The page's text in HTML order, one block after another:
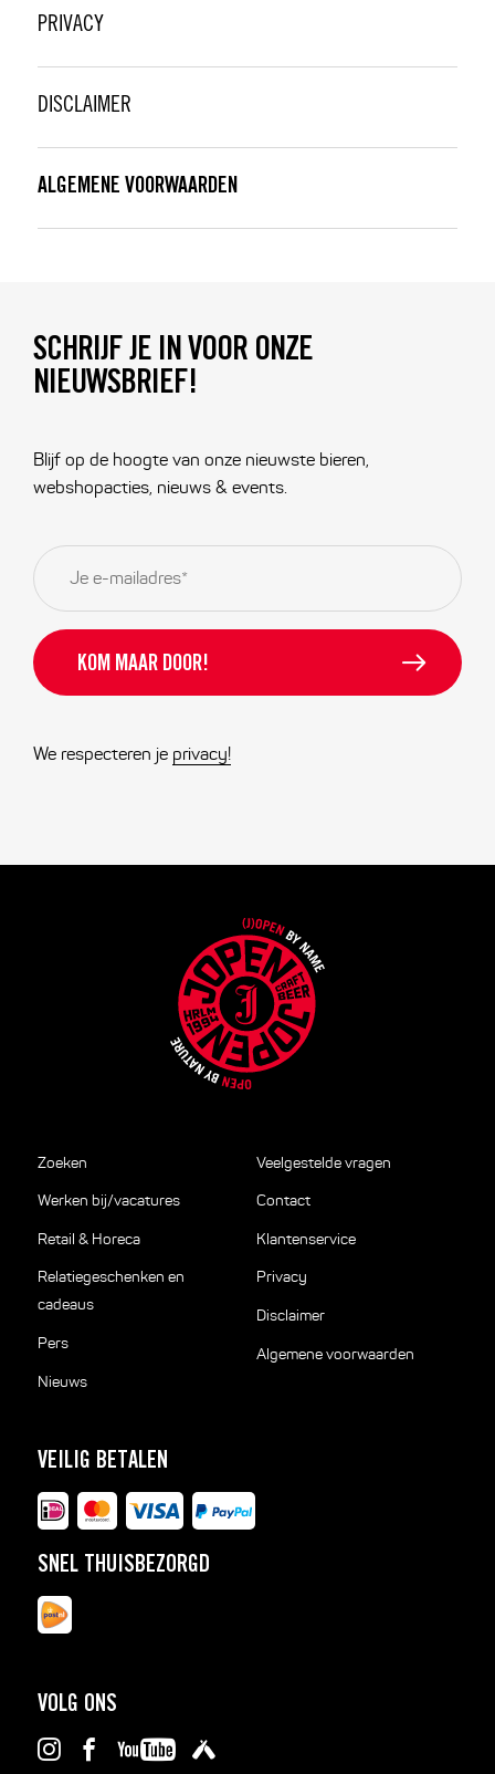
PRIVACY
DISCLAIMER
ALGEMENE VOORWAARDEN
Zoeken
Werken bij/vacatures
Retail & Horeca
Relatiegeschenken en
cadeaus
Pers
Nieuws
Veelgestelde vragen
Contact
Klantenservice
Privacy
Disclaimer
Algemene voorwaarden
VEILIG BETALEN
SNEL THUISBEZORGD
VOLG ONS
SCHRIJF JE IN VOOR ONZE
NIEUWSBRIEF!
Blijf op de hoogte van onze nieuwste bieren,
webshopacties, nieuws & events.
E-
mailadres *
We respecteren je privacy!